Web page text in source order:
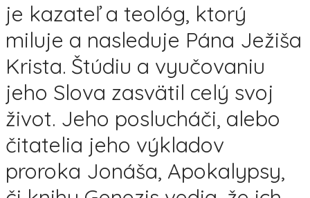
je kazateľ a teológ, ktorý
miluje a nasleduje Pána Ježiša
Krista. Štúdiu a vyučovaniu
jeho Slova zasvätil celý svoj
život. Jeho poslucháči, alebo
čitatelia jeho výkladov
proroka Jonáša, Apokalypsy,